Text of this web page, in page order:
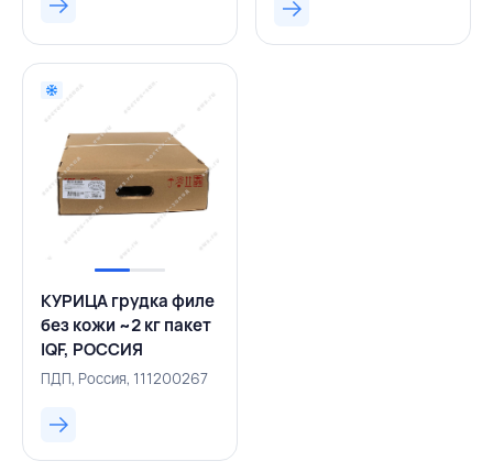
КУРИЦА грудка филе
без кожи ~2 кг пакет
IQF, РОССИЯ
ПДП, Россия, 111200267